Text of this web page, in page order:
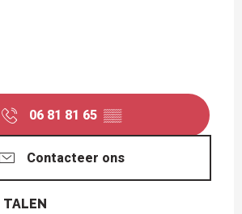
06 81 81 65 ▒▒
Contacteer ons
TALEN
TALEN